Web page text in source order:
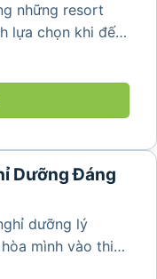
những resort
lựa chọn khi đến
Thanh Hóa. Nổi
trúc gần gũi
Dưỡng Đáng
dưỡng lý
mình vào thiên
trong lành giữa